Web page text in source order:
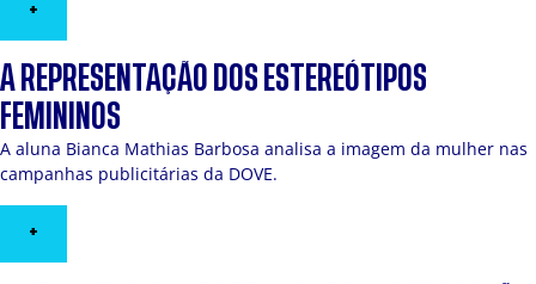
+
A REPRESENTAÇÃO DOS ESTEREÓTIPOS
FEMININOS
A aluna Bianca Mathias Barbosa analisa a imagem da mulher nas
campanhas publicitárias da DOVE.
+